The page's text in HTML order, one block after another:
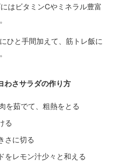
はビタミンCやミネラル豊富
ひと手間加えて、筋トレ飯に
わさサラダの作り方
を茹でて、粗熱をとる
る
さに切る
をレモン汁少々と和える